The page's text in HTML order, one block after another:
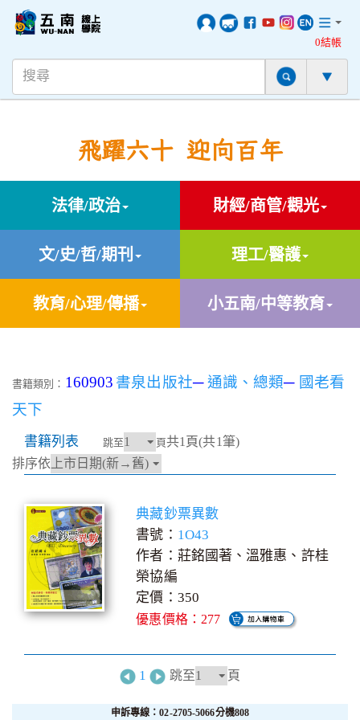
0結帳
飛躍六十 迎向百年
法律/政治 財經/商管/觀光
文/史/哲/期刊 理工/醫護
教育/心理/傳播 小五南/中等教育
書籍類別： 160903 書泉出版社─通識、總類─ 國老看
天下
書籍列表 跳至 頁共1頁(共1筆)
排序依
典藏鈔票異數
書號： 1O43
作者：莊銘國著、溫雅惠、許桂
榮協編
定價：350
優惠價格：277
1 跳至 頁
申訴專線：02-2705-5066分機808